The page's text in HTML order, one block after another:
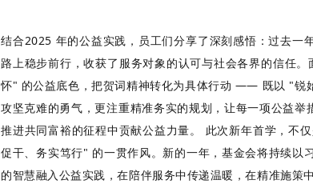
结合2025 年的公益实践，员工们分享了深刻感悟：过去
路上稳步前行，收获了服务对象的认可与社会各界的信任
怀" 的公益底色，把贺词精神转化为具体行动 —— 既以 "锐
攻坚克难的勇气，更注重精准务实的规划，让每一项公益
推进共同富裕的征程中贡献公益力量。 此次新年首学，不
促干、务实笃行" 的一贯作风。新的一年，基金会将持续
的智慧融入公益实践，在陪伴服务中传递温暖，在精准施策